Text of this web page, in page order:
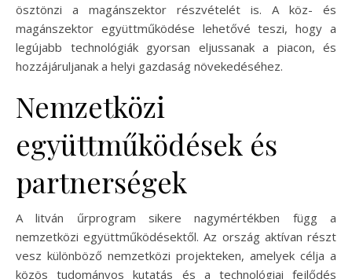
ösztönzi a magánszektor részvételét is. A köz- és
magánszektor együttműködése lehetővé teszi, hogy a
legújabb technológiák gyorsan eljussanak a piacon, és
hozzájáruljanak a helyi gazdaság növekedéséhez.
Nemzetközi
együttműködések és
partnerségek
A litván űrprogram sikere nagymértékben függ a
nemzetközi együttműködésektől. Az ország aktívan részt
vesz különböző nemzetközi projekteken, amelyek célja a
közös tudományos kutatás és a technológiai fejlődés